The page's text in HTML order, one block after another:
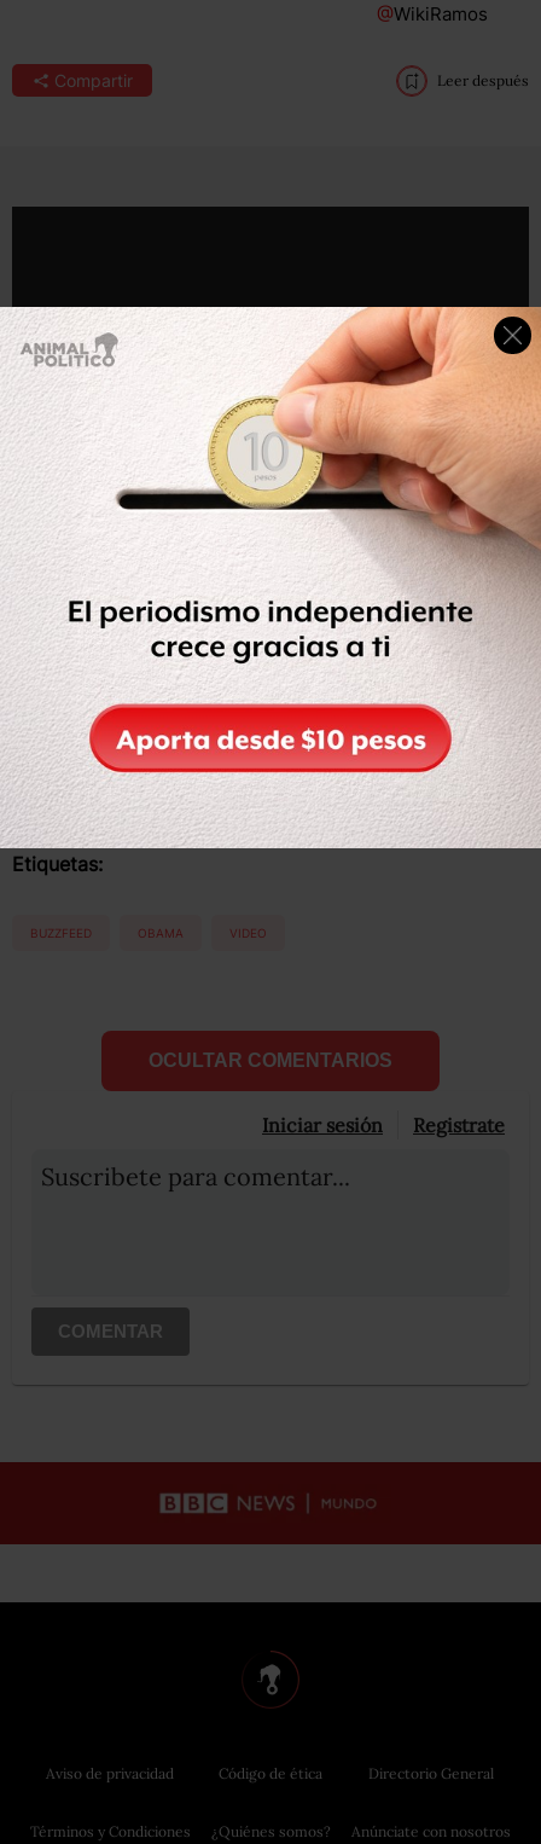
@WikiRamos
Compartir Leer después
Para promocionar el sitio web de la reforma al sistema de
salud, el presidente de EU y Buzz Feed hicieron este
video.
Compartir Leer después
Etiquetas:
BUZZFEED OBAMA VIDEO
OCULTAR COMENTARIOS
Iniciar sesión Registrate
Suscribete para comentar...
COMENTAR
Aviso de privacidad
Términos y Condiciones
Código de ética
¿Quiénes somos?
Directorio General
Anúnciate con nosotros